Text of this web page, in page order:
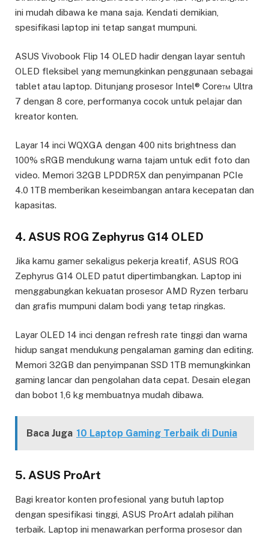
ini mudah dibawa ke mana saja. Kendati demikian,
spesifikasi laptop ini tetap sangat mumpuni.
ASUS Vivobook Flip 14 OLED hadir dengan layar sentuh
OLED fleksibel yang memungkinkan penggunaan sebagai
tablet atau laptop. Ditunjang prosesor Intel® Core™ Ultra
7 dengan 8 core, performanya cocok untuk pelajar dan
kreator konten.
Layar 14 inci WQXGA dengan 400 nits brightness dan
100% sRGB mendukung warna tajam untuk edit foto dan
video. Memori 32GB LPDDR5X dan penyimpanan PCIe
4.0 1TB memberikan keseimbangan antara kecepatan dan
kapasitas.
4. ASUS ROG Zephyrus G14 OLED
Jika kamu gamer sekaligus pekerja kreatif, ASUS ROG
Zephyrus G14 OLED patut dipertimbangkan. Laptop ini
menggabungkan kekuatan prosesor AMD Ryzen terbaru
dan grafis mumpuni dalam bodi yang tetap ringkas.
Layar OLED 14 inci dengan refresh rate tinggi dan warna
hidup sangat mendukung pengalaman gaming dan editing.
Memori 32GB dan penyimpanan SSD 1TB memungkinkan
gaming lancar dan pengolahan data cepat. Desain elegan
dan bobot 1,6 kg membuatnya mudah dibawa.
Baca Juga 10 Laptop Gaming Terbaik di Dunia
5. ASUS ProArt
Bagi kreator konten profesional yang butuh laptop
dengan spesifikasi tinggi, ASUS ProArt adalah pilihan
terbaik. Laptop ini menawarkan performa prosesor dan